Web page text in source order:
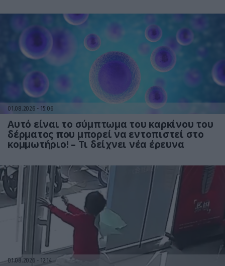
01.08.2026 15:06
Αυτό είναι το σύμπτωμα του καρκίνου του
δέρματος που μπορεί να εντοπιστεί στο
κομμωτήριο! – Τι δείχνει νέα έρευνα
01.08.2026 12:14